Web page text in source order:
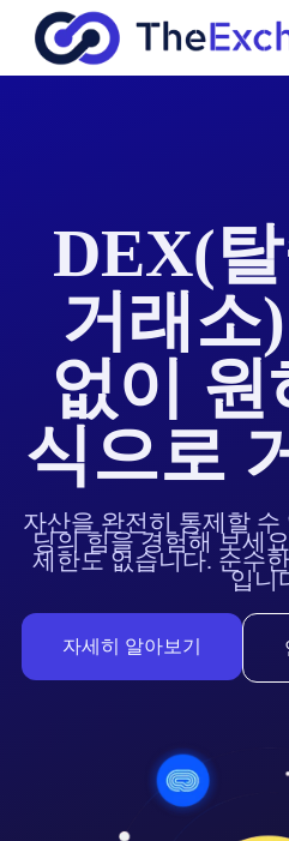
DEX(
거래소
없이
식으로
자산을 완전히 통제할 수
딩의 힘을 경험해 보세
제한도 없습니다. 순수
입니
자세히 알아보기